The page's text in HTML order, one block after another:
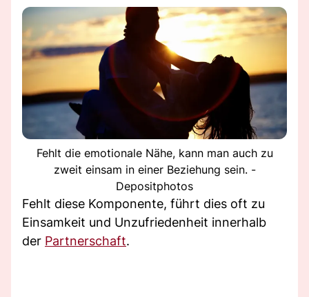
Fehlt die emotionale Nähe, kann man auch zu
zweit einsam in einer Beziehung sein. -
Depositphotos
Fehlt diese Komponente, führt dies oft zu
Einsamkeit und Unzufriedenheit innerhalb
der Partnerschaft.